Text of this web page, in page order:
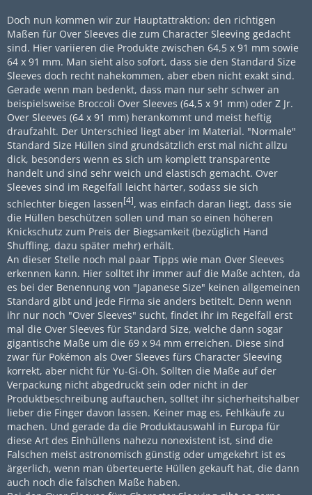
Doch nun kommen wir zur Hauptattraktion: den richtigen
Maßen für Over Sleeves die zum Character Sleeving gedacht
sind. Hier variieren die Produkte zwischen 64,5 x 91 mm sowie
64 x 91 mm. Man sieht also sofort, dass sie den Standard Size
Sleeves doch recht nahekommen, aber eben nicht exakt sind.
Gerade wenn man bedenkt, dass man nur sehr schwer an
beispielsweise Broccoli Over Sleeves (64,5 x 91 mm) oder Z Jr.
Over Sleeves (64 x 91 mm) herankommt und meist heftig
draufzahlt. Der Unterschied liegt aber im Material. "Normale"
Standard Size Hüllen sind grundsätzlich erst mal nicht allzu
dick, besonders wenn es sich um komplett transparente
handelt und sind sehr weich und elastisch gemacht. Over
Sleeves sind im Regelfall leicht härter, sodass sie sich
schlechter biegen lassen[4], was einfach daran liegt, dass sie
die Hüllen beschützen sollen und man so einen höheren
Knickschutz zum Preis der Biegsamkeit (bezüglich Hand
Shuffling, dazu später mehr) erhält.
An dieser Stelle noch mal paar Tipps wie man Over Sleeves
erkennen kann. Hier solltet ihr immer auf die Maße achten, da
es bei der Benennung von "Japanese Size" keinen allgemeinen
Standard gibt und jede Firma sie anders betitelt. Denn wenn
ihr nur noch "Over Sleeves" sucht, findet ihr im Regelfall erst
mal die Over Sleeves für Standard Size, welche dann sogar
gigantische Maße um die 69 x 94 mm erreichen. Diese sind
zwar für Pokémon als Over Sleeves fürs Character Sleeving
korrekt, aber nicht für Yu-Gi-Oh. Sollten die Maße auf der
Verpackung nicht abgedruckt sein oder nicht in der
Produktbeschreibung auftauchen, solltet ihr sicherheitshalber
lieber die Finger davon lassen. Keiner mag es, Fehlkäufe zu
machen. Und gerade da die Produktauswahl in Europa für
diese Art des Einhüllens nahezu nonexistent ist, sind die
Falschen meist astronomisch günstig oder umgekehrt ist es
ärgerlich, wenn man überteuerte Hüllen gekauft hat, die dann
auch noch die falschen Maße haben.